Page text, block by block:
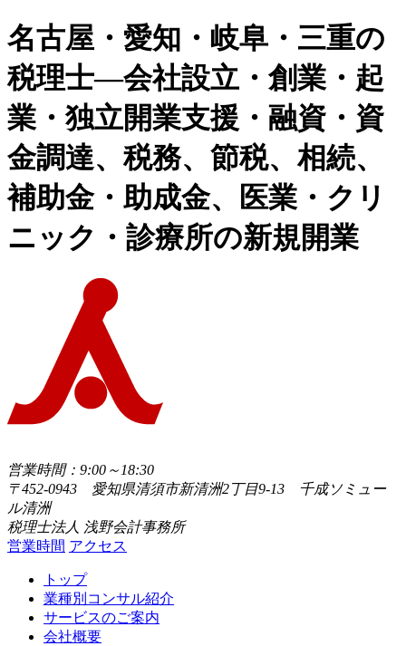
名古屋・愛知・岐阜・三重の
税理士―会社設立・創業・起
業・独立開業支援・融資・資
金調達、税務、節税、相続、
補助金・助成金、医業・クリ
ニック・診療所の新規開業
営業時間：9:00～18:30
〒452-0943 愛知県清須市新清洲2丁目9-13 千成ソミュー
ル清洲
税理士法人 浅野会計事務所
営業時間 アクセス
トップ
業種別コンサル紹介
サービスのご案内
会社概要